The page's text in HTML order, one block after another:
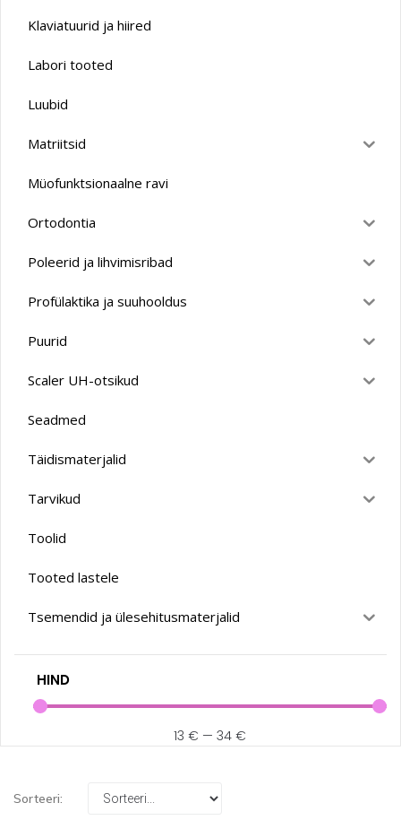
Klaviatuurid ja hiired
Labori tooted
Luubid
Matriitsid
Müofunktsionaalne ravi
Ortodontia
Poleerid ja lihvimisribad
Profülaktika ja suuhooldus
Puurid
Scaler UH-otsikud
Seadmed
Täidismaterjalid
Tarvikud
Toolid
Tooted lastele
Tsemendid ja ülesehitusmaterjalid
HIND
13 € — 34€
Sorteeri: